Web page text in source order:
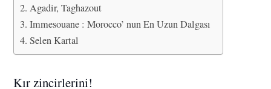
Agadir, Taghazout
Immesouane : Morocco’ nun En Uzun Dalgası
Selen Kartal
Kır zincirlerini!